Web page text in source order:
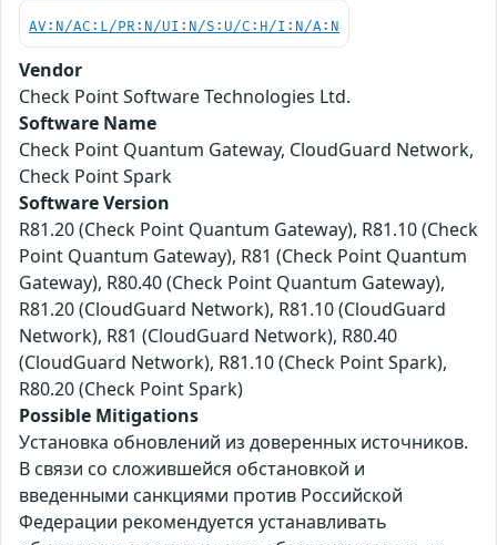
AV:N/AC:L/PR:N/UI:N/S:U/C:H/I:N/A:N
Vendor
Check Point Software Technologies Ltd.
Software Name
Check Point Quantum Gateway, CloudGuard Network,
Check Point Spark
Software Version
R81.20 (Check Point Quantum Gateway), R81.10 (Check
Point Quantum Gateway), R81 (Check Point Quantum
Gateway), R80.40 (Check Point Quantum Gateway),
R81.20 (CloudGuard Network), R81.10 (CloudGuard
Network), R81 (CloudGuard Network), R80.40
(CloudGuard Network), R81.10 (Check Point Spark),
R80.20 (Check Point Spark)
Possible Mitigations
Установка обновлений из доверенных источников.
В связи со сложившейся обстановкой и
введенными санкциями против Российской
Федерации рекомендуется устанавливать